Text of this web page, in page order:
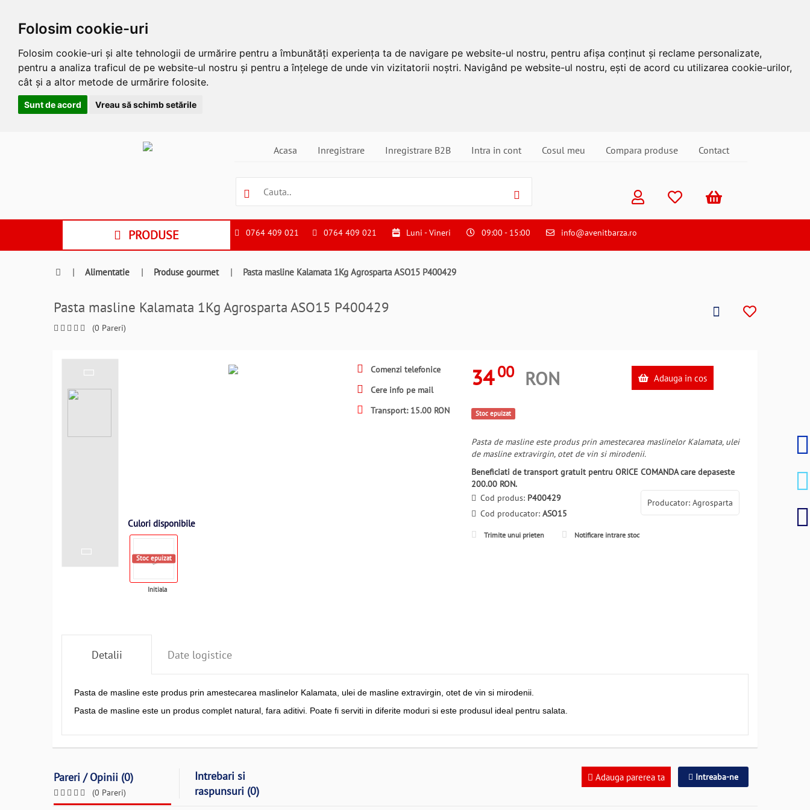
Folosim cookie-uri
Folosim cookie-uri și alte tehnologii de urmărire pentru a îmbunătăți experiența ta de navigare pe website-ul nostru, pentru afișa conținut și reclame personalizate,
pentru a analiza traficul de pe website-ul nostru și pentru a înțelege de unde vin vizitatorii noștri. Navigând pe website-ul nostru, ești de acord cu utilizarea cookie-urilor,
cât și a altor metode de urmărire folosite.
Sunt de acord Vreau să schimb setările
a
Acasa Inregistrare Inregistrare B2B Intra in cont Cosul meu Compara produse Contact
PRODUSE 0764 409 021 0764 409 021 Luni - Vineri 09:00 - 15:00 info@avenitbarza.ro
| Alimentatie | Produse gourmet | Pasta masline Kalamata 1Kg Agrosparta ASO15 P400429
Pasta masline Kalamata 1Kg Agrosparta ASO15 P400429
(0 Pareri)
Culori disponibile
Stoc epuizat
Initiala
Comenzi telefonice
Cere info pe mail
Transport: 15.00 RON
3400 RON Adauga in cos
Stoc epuizat
Pasta de masline este produs prin amestecarea maslinelor Kalamata, ulei
de masline extravirgin, otet de vin si mirodenii.
Beneficiati de transport gratuit pentru ORICE COMANDA care depaseste
200.00 RON.
Producator: Agrosparta
Cod produs: P400429
Cod producator: ASO15
Trimite unui prieten Notificare intrare stoc
Detalii Date logistice
Pasta de masline este produs prin amestecarea maslinelor Kalamata, ulei de masline extravirgin, otet de vin si mirodenii.
Pasta de masline este un produs complet natural, fara aditivi. Poate fi serviti in diferite moduri si este produsul ideal pentru salata.
Pareri / Opinii (0)
(0 Pareri)
Intrebari si
raspunsuri (0)
Adauga parerea ta Intreaba-ne